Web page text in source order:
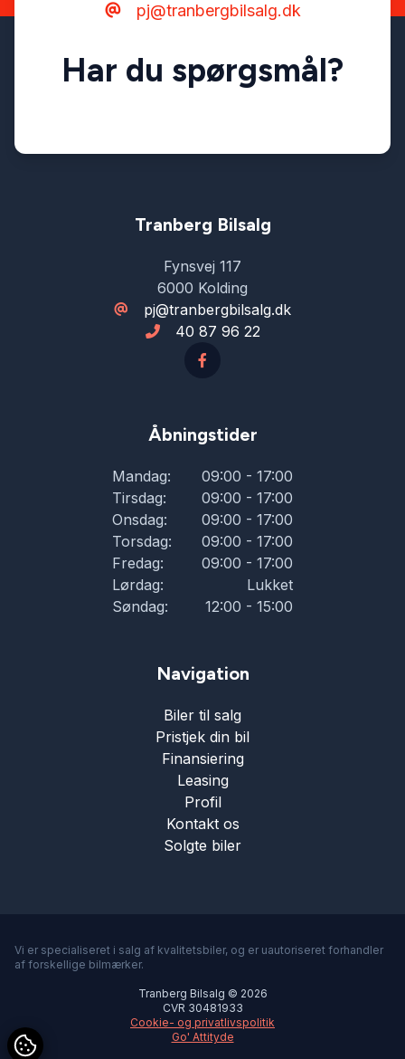
pj@tranbergbilsalg.dk
Har du spørgsmål?
Tranberg Bilsalg
Fynsvej 117
6000 Kolding
pj@tranbergbilsalg.dk
40 87 96 22
Åbningstider
Mandag:
09:00 - 17:00
Tirsdag:
09:00 - 17:00
Onsdag:
09:00 - 17:00
Torsdag:
09:00 - 17:00
Fredag:
09:00 - 17:00
Lørdag:
Lukket
Søndag:
12:00 - 15:00
Navigation
Biler til salg
Pristjek din bil
Finansiering
Leasing
Profil
Kontakt os
Solgte biler
Vi er specialiseret i salg af kvalitetsbiler, og er uautoriseret forhandler
af forskellige bilmærker.
Tranberg Bilsalg © 2026
CVR 30481933
Cookie- og privatlivspolitik
Go' Attityde